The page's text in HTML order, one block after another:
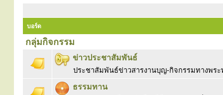
บอร์ด
กลุ่มกิจกรรม
ข่าวประชาสัมพันธ์
ประชาสัมพันธ์ข่าวสารงานบุญ-กิจกรรมทางพร
ธรรมทาน